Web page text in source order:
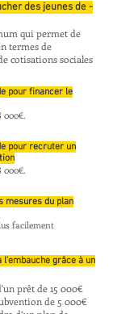
des jeunes de -
qui permet de
termes de
cotisations sociales
pour financer le
000€.
pour recruter un
000€.
mesures du plan
facilement
l'embauche grâce à un
prêt de 15 000€
de 5 000€